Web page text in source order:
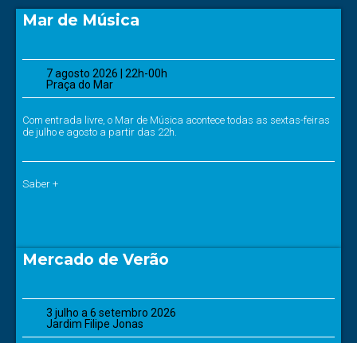
Mar de Música
7 agosto 2026 | 22h-00h
Praça do Mar
Com entrada livre, o Mar de Música acontece todas as sextas-feiras
de julho e agosto a partir das 22h.
Saber +
Mercado de Verão
3 julho a 6 setembro 2026
Jardim Filipe Jonas